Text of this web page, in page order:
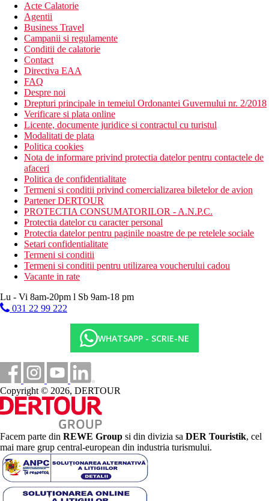
Acte Calatorie
Agentii
Business Travel
Campanii si regulamente
Conditii de calatorie
Contact
Directiva EAA
FAQ
Despre noi
Drepturi principale in temeiul Ordonantei Guvernului nr. 2/2018
Verificare si plata online
Licente, documente juridice si contractul cu turistul
Modalitati de plata
Politica cookies
Nota de informare privind protectia datelor pentru contactele de
afaceri
Politica de confidentialitate
Termeni si conditii privind comercializarea biletelor de avion
Partener DERTOUR
PROTECTIA CONSUMATORILOR - A.N.P.C.
Protectia datelor cu caracter personal
Protectia datelor pentru paginile noastre de pe retelele sociale
Setari confidentialitate
Termeni si conditii
Termeni si conditii pentru utilizarea voucherului cadou
Vacante in rate
Lu - Vi 8am-20pm l Sb 9am-18 pm
031 22 99 222
WHATSAPP - SCRIE-NE
Copyright © 2026, DERTOUR
Facem parte din REWE Group si din divizia sa DER Touristik, cel
mai mare grup central-european din industria turismului.